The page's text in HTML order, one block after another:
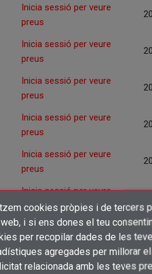
Afegir a la llista
Crear una llista de
Nom de la llista de desitjos
se
Cal que connecteu per a desar els
cookies pròpies i de tercers
i si ens dones el teu
per recopilar dades de les
agregades per millorar
relacionada amb les teves
Inicia sessió per veure
preus
Inicia sessió per veure
preus
Inicia sessió per veure
preus
Inicia sessió per veure
preus
Inicia sessió per veure
preus
Inicia sessió per veure
preus
Inicia sessió per veure
preus
Inicia sessió per veure